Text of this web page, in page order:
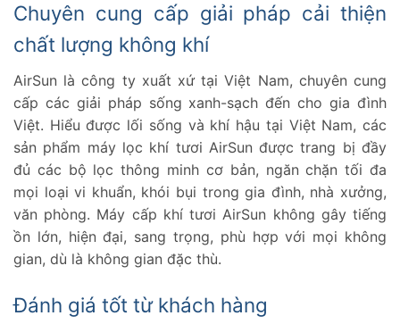
Chuyên cung cấp giải pháp cải thiện
chất lượng không khí
AirSun là công ty xuất xứ tại Việt Nam, chuyên cung
cấp các giải pháp sống xanh-sạch đến cho gia đình
Việt. Hiểu được lối sống và khí hậu tại Việt Nam, các
sản phẩm máy lọc khí tươi AirSun được trang bị đầy
đủ các bộ lọc thông minh cơ bản, ngăn chặn tối đa
mọi loại vi khuẩn, khói bụi trong gia đình, nhà xưởng,
văn phòng. Máy cấp khí tươi AirSun không gây tiếng
ồn lớn, hiện đại, sang trọng, phù hợp với mọi không
gian, dù là không gian đặc thù.
Đánh giá tốt từ khách hàng